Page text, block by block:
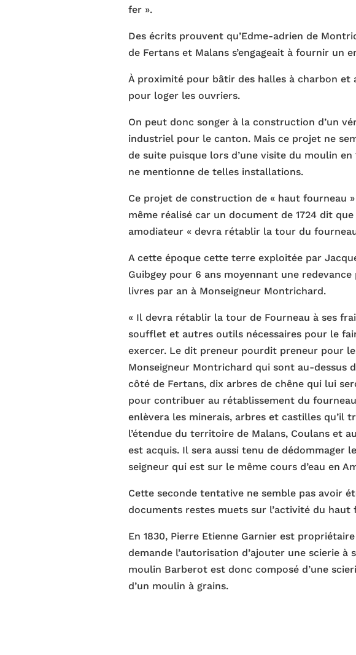
fer ».
Des écrits prouvent qu’Edme-adrien de
de Fertans et Malans s’engageait à fournir un
À proximité pour bâtir des halles à charbon et
pour loger les ouvriers.
On peut donc songer à la construction d’un
industriel pour le canton. Mais ce projet ne
de suite puisque lors d’une visite du moulin en
ne mentionne de telles installations.
Ce projet de construction de « haut fourneau
même réalisé car un document de 1724 dit
amodiateur « devra rétablir la tour du
A cette époque cette terre exploitée par
Guibgey pour 6 ans moyennant une redevance
livres par an à Monseigneur Montrichard.
« Il devra rétablir la tour de Fourneau à ses
soufflet et autres outils nécessaires pour le
exercer. Le dit preneur pourdit preneur pour
Monseigneur Montrichard qui sont au-dessus
côté de Fertans, dix arbres de chêne qui lui
pour contribuer au rétablissement du
enlèvera les minerais, arbres et castilles qu’il
l’étendue du territoire de Malans, Coulans et
est acquis. Il sera aussi tenu de dédommager
seigneur qui est sur le même cours d’eau en
Cette seconde tentative ne semble pas avoir
documents restes muets sur l’activité du haut
En 1830, Pierre Etienne Garnier est
demande l’autorisation d’ajouter une scierie à
moulin Barberot est donc composé d’une
d’un moulin à grains.